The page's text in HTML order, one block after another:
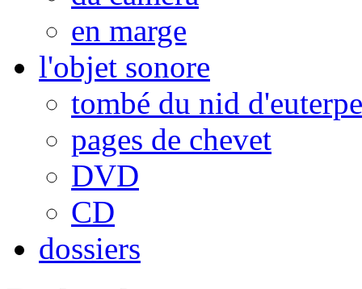
en marge
l'objet sonore
tombé du nid d'euterpe
pages de chevet
DVD
CD
dossiers